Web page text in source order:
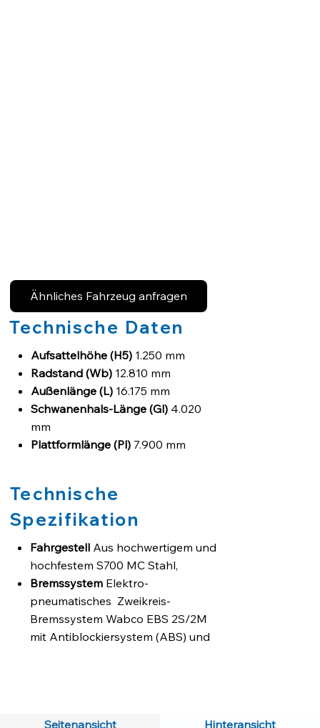
Seitenansicht Hinteransicht
Ähnliches Fahrzeug anfragen
Technische Daten
Aufsattelhöhe (H5) 1.250 mm
Radstand (Wb) 12.810 mm
Außenlänge (L) 16.175 mm
Schwanenhals-Länge (Gl) 4.020
mm
Plattformlänge (Pl) 7.900 mm
Beckenhöhe (Belastet)(Ph)
Leergewicht ±%316.650 kg
Technische
Spezifikation
Fahrgestell Aus hochwertigem und
hochfestem S700 MC Stahl,
Bremssystem Elektro-
pneumatisches Zweikreis-
Bremssystem Wabco EBS 2S/2M
mit Antiblockiersystem (ABS) und